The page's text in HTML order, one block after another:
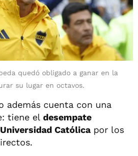
quedó obligado a ganar en la
su lugar en octavos.
además cuenta con una
tiene el desempate
Católicapor los